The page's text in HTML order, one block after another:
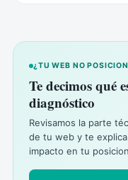
¿TU WEB NO
Te decimos qué
diagnóstico
Revisamos la parte
de tu web y te
impacto en tu